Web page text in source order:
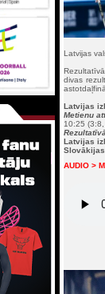
Latvijas
divas
Latvijas
Metienu
10:25
Latvijas
AUDIO >